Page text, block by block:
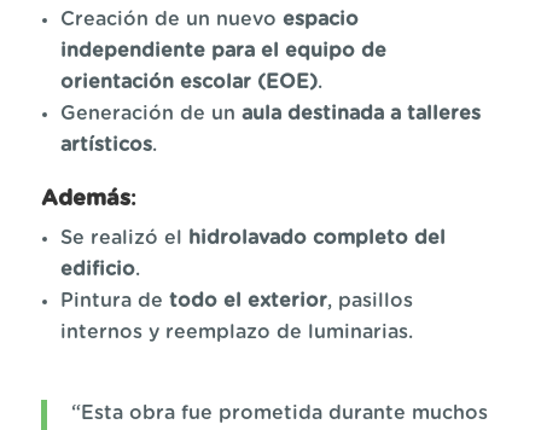
Creación de un nuevo espacio
independiente para el equipo de
orientación escolar (EOE).
Generación de un aula destinada a talleres
artísticos.
Además:
Se realizó el
hidrolavado completo del
edificio.
Pintura de todo el exterior, pasillos
internos y reemplazo de luminarias.
“Esta obra fue prometida durante muchos